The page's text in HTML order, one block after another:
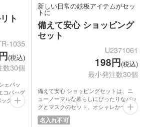
ト
1035
(税込)
数30個
ェバッ
コバッグ
グに名
れに持て
荷物が
新しい日常の鉄板アイテムがセッ
トに
備えて安心 ショッピング
セット
U2371061
198円(税込)
最小発注数30個
備えて安心 ショッピングセットは、ニ
ューノーマルな暮らしにぴったりなバッ
グとマスクのセット。オシャレかつ実用
的で人気のマルシェバッグは、毎日のお
買い物に欠かせないエコバッグに。コン
名入れ不可